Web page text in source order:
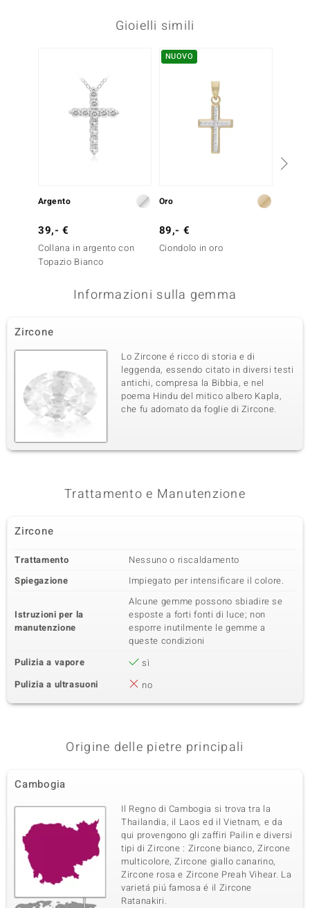
Gioielli simili
Argento
39,- €
Collana in argento con
Topazio Bianco
NUOVO
Oro
89,- €
Ciondolo in oro
Informazioni sulla gemma
Zircone
Lo Zircone é ricco di storia e di
leggenda, essendo citato in diversi testi
antichi, compresa la Bibbia, e nel
poema Hindu del mitico albero Kapla,
che fu adornato da foglie di Zircone.
Trattamento e Manutenzione
Zircone
Trattamento
Nessuno o riscaldamento
Spiegazione
Impiegato per intensificare il colore.
Istruzioni per la
manutenzione
Alcune gemme possono sbiadire se
esposte a forti fonti di luce; non
esporre inutilmente le gemme a
queste condizioni
Pulizia a vapore
sì
Pulizia a ultrasuoni
no
Origine delle pietre principali
Cambogia
Il Regno di Cambogia si trova tra la
Thailandia, il Laos ed il Vietnam, e da
qui provengono gli zaffiri Pailin e diversi
tipi di Zircone : Zircone bianco, Zircone
multicolore, Zircone giallo canarino,
Zircone rosa e Zircone Preah Vihear. La
varietá piú famosa é il Zircone
Ratanakiri.